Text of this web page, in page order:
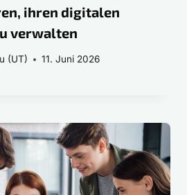
ihren digitalen
verwalten
(UT) 11. Juni 2026